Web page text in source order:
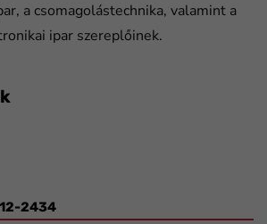
a csomagolástechnika, valamint a
ipar szereplőinek.
2434